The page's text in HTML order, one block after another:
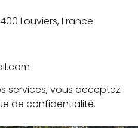
Louviers, France
services, vous acceptez
de confidentialité.